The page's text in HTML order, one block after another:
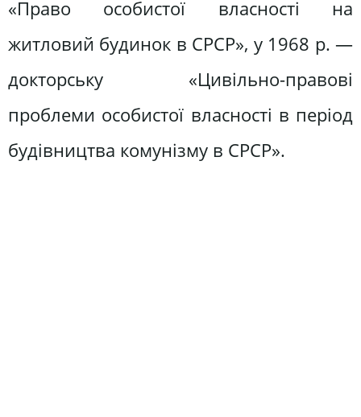
«Право особистої власності на
житловий будинок в СРСР», у 1968 р. —
докторську «Цивільно-правові
проблеми особистої власності в період
будівництва комунізму в СРСР».